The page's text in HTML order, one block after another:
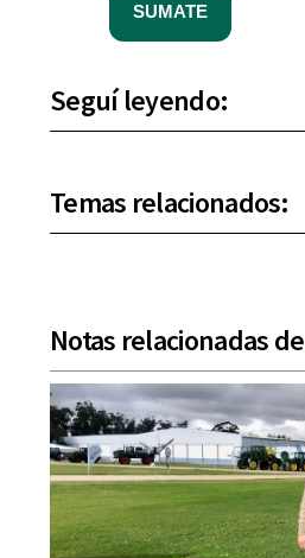
SUMATE
Seguí leyendo:
Temas relacionados:
Notas relacionadas de